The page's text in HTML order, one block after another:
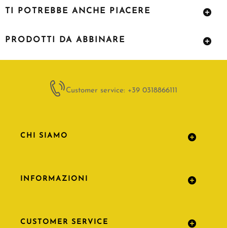
TI POTREBBE ANCHE PIACERE
PRODOTTI DA ABBINARE
Customer service: +39 0318866111
CHI SIAMO
INFORMAZIONI
CUSTOMER SERVICE